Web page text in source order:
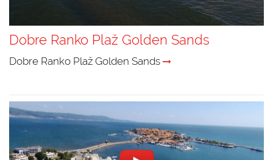
Dobre Ranko Plaž Golden Sands
Dobre Ranko Plaž Golden Sands